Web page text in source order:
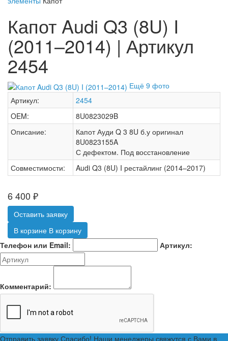
Капот Audi Q3 (8U) I
(2011–2014) | Артикул
2454
Ещё 9 фото
Артикул:
2454
OEM:
8U0823029B
Описание:
Капот Ауди Q 3 8U б.у оригинал
8U0823155A
С дефектом. Под восстановление
Совместимости:
Audi Q3 (8U) I рестайлинг (2014–2017)
6 400 ₽
Оставить заявку
В корзине В корзину
Телефон или Email:
Артикул:
Комментарий:
Отправить заявку Спасибо! Наши менеджеры свяжутся с Вами в